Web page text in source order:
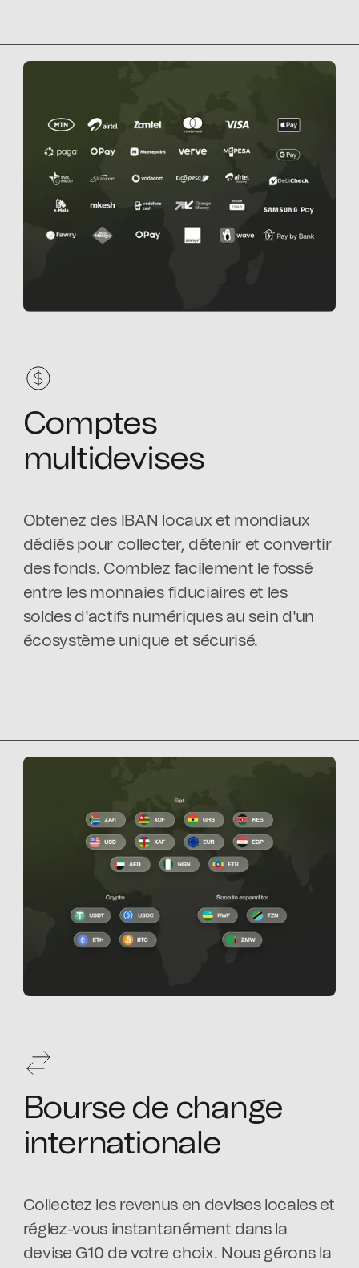
Comptes
multidevises
Obtenez des IBAN locaux et mondiaux
dédiés pour collecter, détenir et convertir
des fonds. Comblez facilement le fossé
entre les monnaies fiduciaires et les
soldes d'actifs numériques au sein d'un
écosystème unique et sécurisé.
Bourse de change
internationale
Collectez les revenus en devises locales et
réglez-vous instantanément dans la
devise G10 de votre choix. Nous gérons la